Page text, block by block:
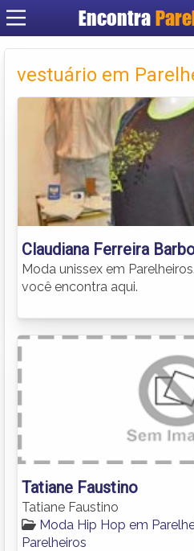
Encontra
vestuário em
Claudiana Ferreira
Moda unissex em
você encontra aqui.
Tatiane Faustino
Tatiane Faustino
Moda Hip Hop em
Parelheiros